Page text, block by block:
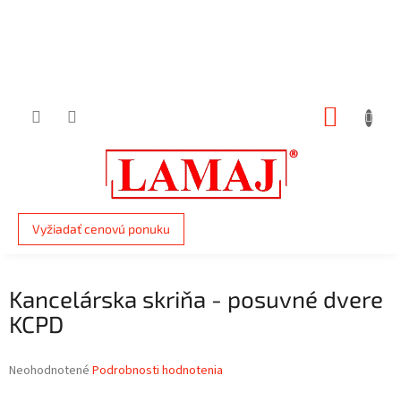
Vyžiadať cenovú ponuku
Kancelárska skriňa - posuvné dvere
KCPD
Priemerné
Neohodnotené Podrobnosti hodnotenia